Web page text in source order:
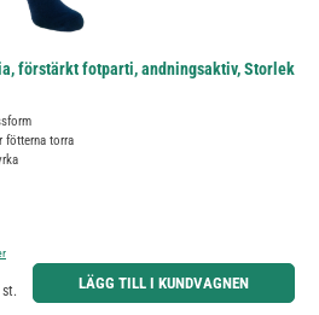
förstärkt fotparti, andningsaktiv, Storlek
fötterna torra
använd knapparna för att öka eller minska kvantiteten.
st. LÄGG TILL I KUNDVAGNEN